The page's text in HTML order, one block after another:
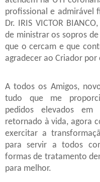
profissional e admirável
Dr. IRIS VICTOR
de ministrar os sopros
que o cercam e que
agradecer ao Criador por
A todos os Amigos,
tudo que me
pedidos elevados
retornado à vida, agora
exercitar a
para servir a todos
formas de tratamento
para melhor.